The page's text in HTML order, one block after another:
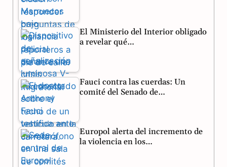
El Ministerio del Interior obligado
a revelar qué…
Fauci contra las cuerdas: Un
comité del Senado de…
Europol alerta del incremento de
la violencia en los…